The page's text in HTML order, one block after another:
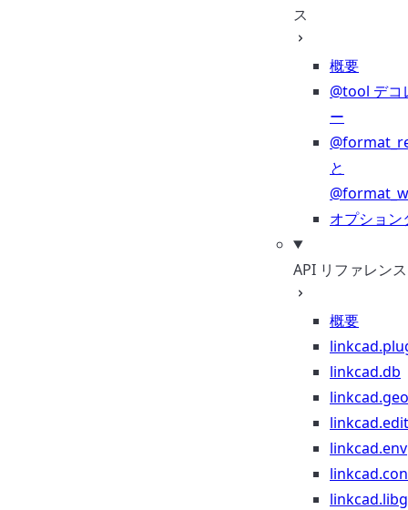
ス
概要
@tool デコ
ー
と
オプション
API リファレンス
概要
linkcad.db
linkcad.edit
linkcad.env